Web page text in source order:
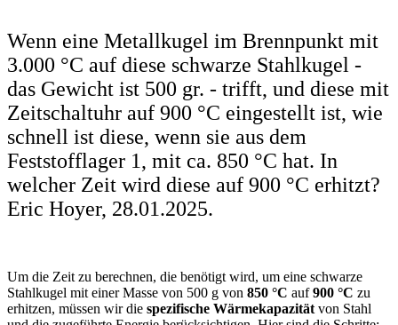
Wenn eine Metallkugel im Brennpunkt mit
3.000 °C auf diese schwarze Stahlkugel -
das Gewicht ist 500 gr. - trifft, und diese mit
Zeitschaltuhr auf 900 °C eingestellt ist, wie
schnell ist diese, wenn sie aus dem
Feststofflager 1, mit ca. 850 °C hat. In
welcher Zeit wird diese auf 900 °C erhitzt?
Eric Hoyer, 28.01.2025.
Um die Zeit zu berechnen, die benötigt wird, um eine schwarze
Stahlkugel mit einer Masse von 500 g von 850 °C auf900 °C zu
erhitzen, müssen wir die spezifische Wärmekapazität von Stahl